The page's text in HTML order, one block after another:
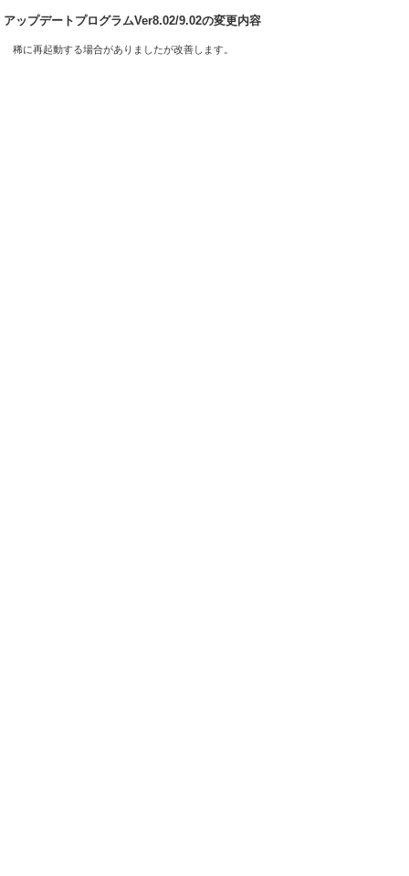
アップデートプログラムVer8.02/9.02の変更内容
稀に再起動する場合がありましたが改善します。